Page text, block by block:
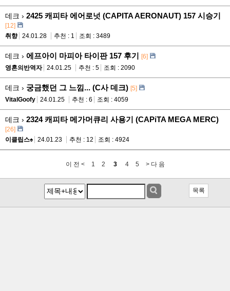
데크 › 2425 캐피타 에어로넛 (CAPITA AERONAUT) 157 시승기
[12]
취향
24.01.28 추천 : 1 조회 : 3489
데크 › 에프아이 마피아 타이판 157 후기 [6]
영혼의반역자
24.01.25 추천 : 5 조회 : 2090
데크 › 궁금했던 그 느낌... (C사 데크) [5]
VitalGoofy
24.01.25 추천 : 6 조회 : 4059
데크 › 2324 캐피타 메가머큐리 사용기 (CAPiTA MEGA MERC)
[26]
이클립스♠
24.01.23 추천 : 12 조회 : 4924
이 전 < 1 2 3 4 5 > 다 음
목록